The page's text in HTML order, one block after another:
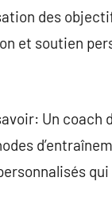
des
et soutien
Un coach